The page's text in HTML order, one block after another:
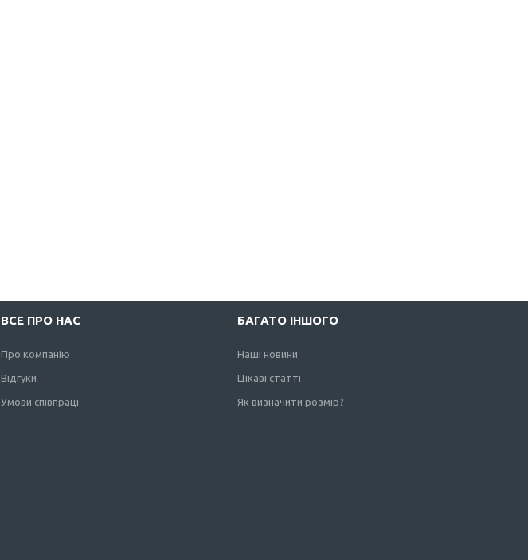
ВСЕ ПРО НАС
Про компанію
Відгуки
Умови співпраці
БАГАТО ІНШОГО
Наші новини
Цікаві статті
Як визначити розмір?